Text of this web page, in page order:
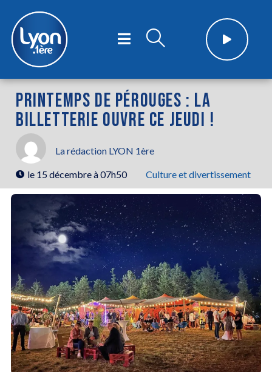
PRINTEMPS DE PÉROUGES : LA
BILLETTERIE OUVRE CE JEUDI !
La rédaction LYON 1ère
le 15 décembre à 07h50 Culture et divertissement